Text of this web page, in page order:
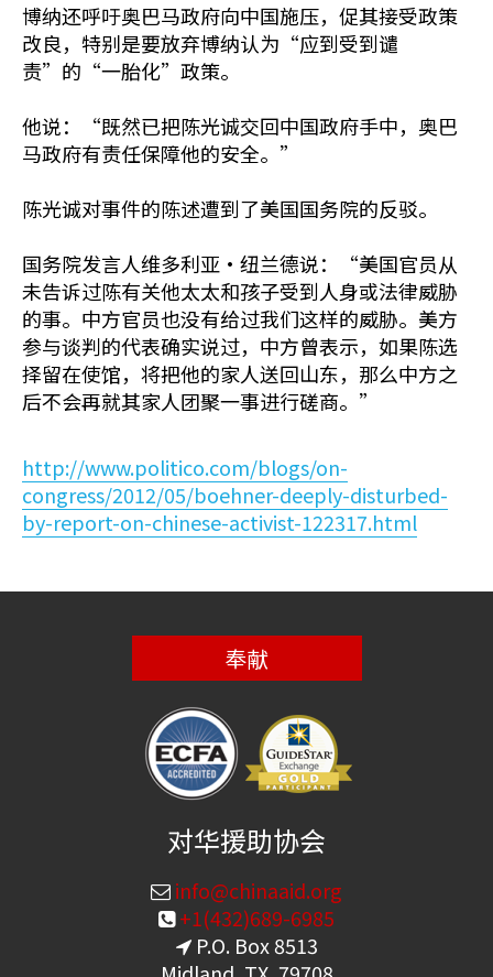
博纳还呼吁奥巴马政府向中国施压，促其接受政策
改良，特别是要放弃博纳认为“应到受到谴
责”的“一胎化”政策。
他说：“既然已把陈光诚交回中国政府手中，奥巴
马政府有责任保障他的安全。”
陈光诚对事件的陈述遭到了美国国务院的反驳。
国务院发言人维多利亚•纽兰德说：“美国官员从
未告诉过陈有关他太太和孩子受到人身或法律威胁
的事。中方官员也没有给过我们这样的威胁。美方
参与谈判的代表确实说过，中方曾表示，如果陈选
择留在使馆，将把他的家人送回山东，那么中方之
后不会再就其家人团聚一事进行磋商。”
http://www.politico.com/blogs/on-
congress/2012/05/boehner-deeply-disturbed-
by-report-on-chinese-activist-122317.html
奉献
对华援助协会
info@chinaaid.org
+1(432)689-6985
P.O. Box 8513